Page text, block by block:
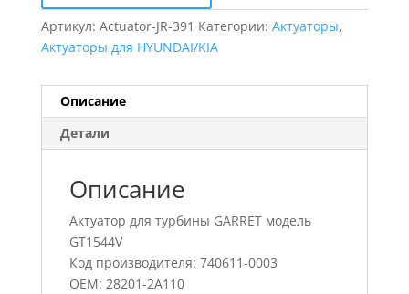
Артикул: Actuator-JR-391 Категории: Актуаторы,
Актуаторы для HYUNDAI/KIA
Описание
Детали
Описание
Актуатор для турбины GARRET модель
GT1544V
Код производителя: 740611-0003
OEM: 28201-2A110